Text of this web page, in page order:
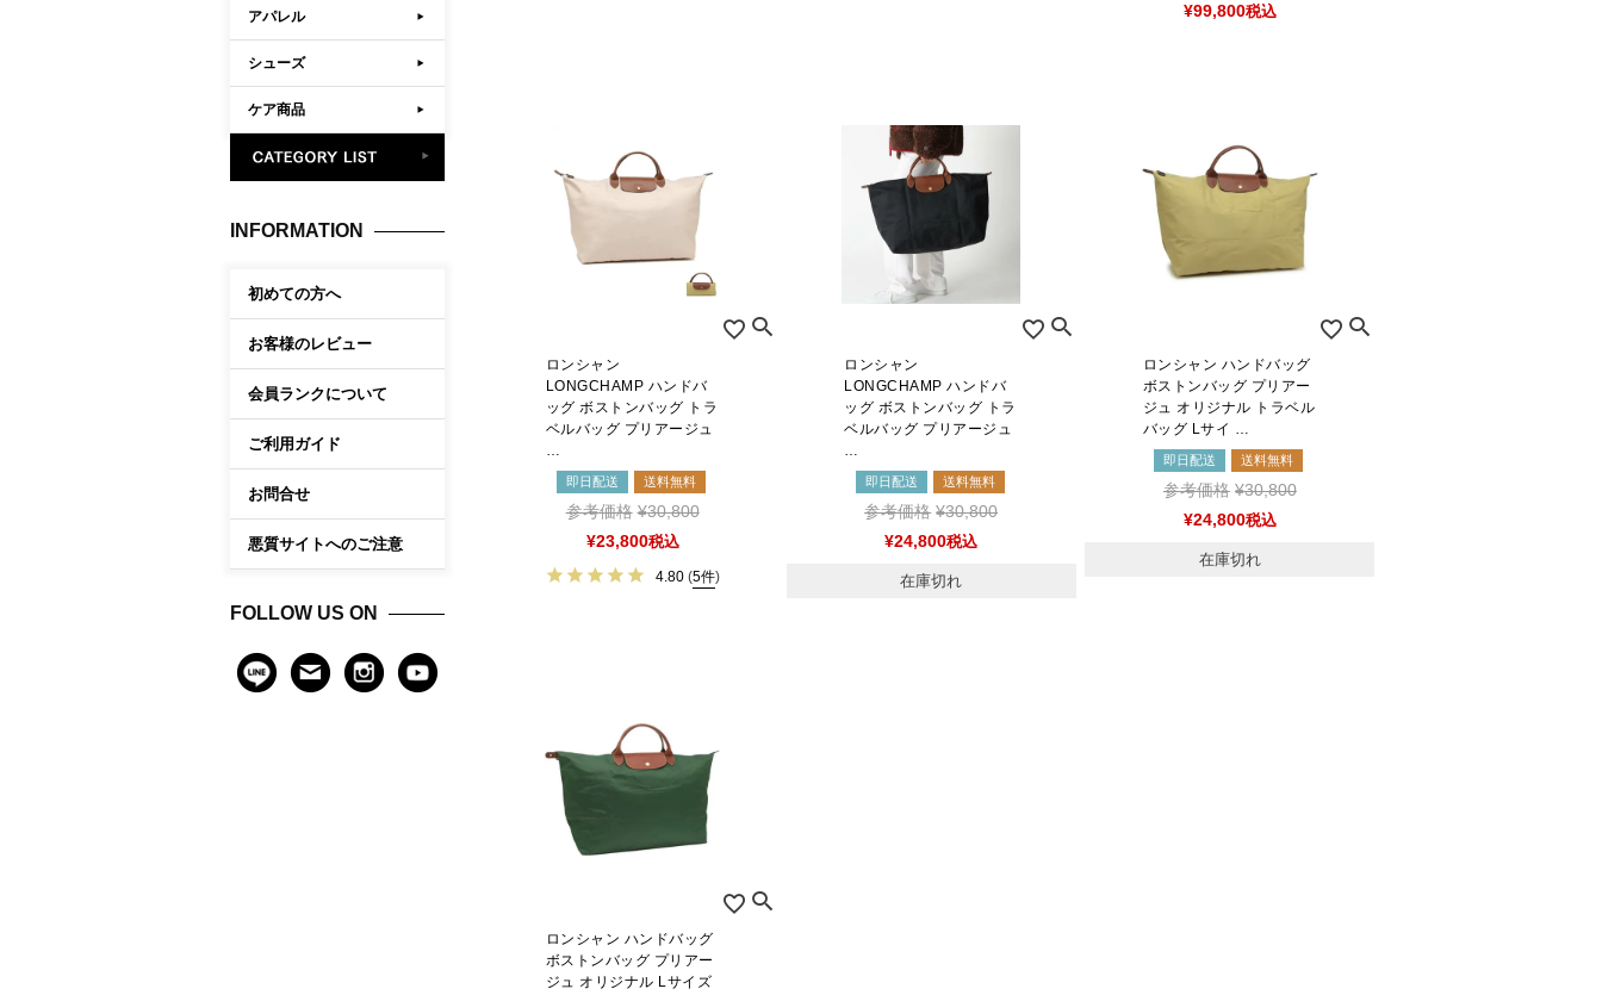
アパレル
シューズ
ケア商品
INFORMATION
初めての方へ
お客様のレビュー
会員ランクについて
ご利用ガイド
お問合せ
悪質サイトへのご注意
FOLLOW US ON
¥99,800税込
ロンシャン
LONGCHAMP ハンドバ
ッグ ボストンバッグ トラ
ベルバッグ プリアージュ
…
即日配送 送料無料
参考価格 ¥30,800
¥23,800税込
4.80 (5件)
ロンシャン
LONGCHAMP ハンドバ
ッグ ボストンバッグ トラ
ベルバッグ プリアージュ
…
即日配送 送料無料
参考価格 ¥30,800
¥24,800税込
在庫切れ
ロンシャン ハンドバッグ
ボストンバッグ プリアー
ジュ オリジナル トラベル
バッグ Lサイ …
即日配送 送料無料
参考価格 ¥30,800
¥24,800税込
在庫切れ
ロンシャン ハンドバッグ
ボストンバッグ プリアー
ジュ オリジナル Lサイズ